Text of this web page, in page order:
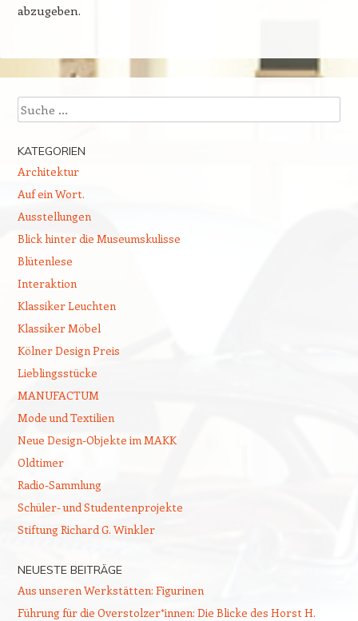
abzugeben.
Suchen
KATEGORIEN
Architektur
Auf ein Wort.
Ausstellungen
Blick hinter die Museumskulisse
Blütenlese
Interaktion
Klassiker Leuchten
Klassiker Möbel
Kölner Design Preis
Lieblingsstücke
MANUFACTUM
Mode und Textilien
Neue Design-Objekte im MAKK
Oldtimer
Radio-Sammlung
Schüler- und Studentenprojekte
Stiftung Richard G. Winkler
NEUESTE BEITRÄGE
Aus unseren Werkstätten: Figurinen
Führung für die Overstolzer*innen: Die Blicke des Horst H.